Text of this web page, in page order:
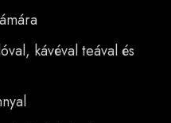
kávéval teával és